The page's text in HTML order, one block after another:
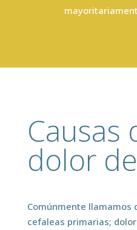
Causas
dolor
Comúnmente llamamos
cefaleas primarias;